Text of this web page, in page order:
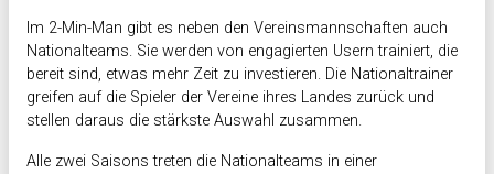
Im 2-Min-Man gibt es neben den Vereinsmannschaften auch
Nationalteams. Sie werden von engagierten Usern trainiert, die
bereit sind, etwas mehr Zeit zu investieren. Die Nationaltrainer
greifen auf die Spieler der Vereine ihres Landes zurück und
stellen daraus die stärkste Auswahl zusammen.
Alle zwei Saisons treten die Nationalteams in einer